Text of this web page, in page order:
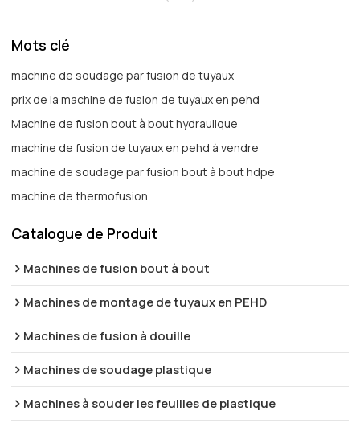
Mots clé
machine de soudage par fusion de tuyaux
prix de la machine de fusion de tuyaux en pehd
Machine de fusion bout à bout hydraulique
machine de fusion de tuyaux en pehd à vendre
machine de soudage par fusion bout à bout hdpe
machine de thermofusion
Catalogue de Produit
Machines de fusion bout à bout
Machines de montage de tuyaux en PEHD
Machines de fusion à douille
Machines de soudage plastique
Machines à souder les feuilles de plastique